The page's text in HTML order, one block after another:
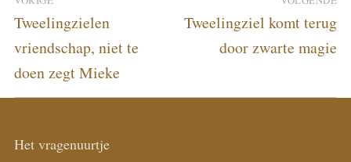
navigatie
Vorig
bericht:
Tweelingzielen
vriendschap, niet te
doen zegt Mieke
Volgend
bericht:
Tweelingziel komt terug
door zwarte magie
Het vragenuurtje